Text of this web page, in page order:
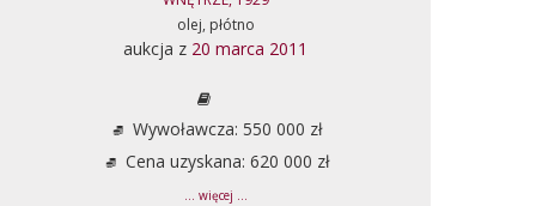
olej, płótno
aukcja z 20 marca 2011
Wywoławcza: 550 000 zł
Cena uzyskana: 620 000 zł
... więcej ...